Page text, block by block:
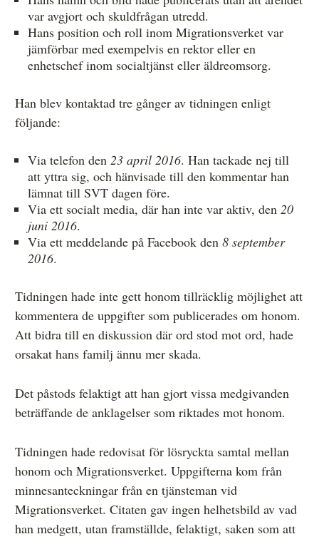
var avgjort och skuldfrågan utredd.
Hans position och roll inom Migrationsverket var
jämförbar med exempelvis en rektor eller en
enhetschef inom socialtjänst eller äldreomsorg.
Han blev kontaktad tre gånger av tidningen enligt
följande:
Via telefon den 23 april 2016. Han tackade nej till
att yttra sig, och hänvisade till den kommentar han
lämnat till SVT dagen före.
Via ett socialt media, där han inte var aktiv, den 20
juni 2016.
Via ett meddelande på Facebook den 8 september
2016.
Tidningen hade inte gett honom tillräcklig möjlighet att
kommentera de uppgifter som publicerades om honom.
Att bidra till en diskussion där ord stod mot ord, hade
orsakat hans familj ännu mer skada.
Det påstods felaktigt att han gjort vissa medgivanden
beträffande de anklagelser som riktades mot honom.
Tidningen hade redovisat för lösryckta samtal mellan
honom och Migrationsverket. Uppgifterna kom från
minnesanteckningar från en tjänsteman vid
Migrationsverket. Citaten gav ingen helhetsbild av vad
han medgett, utan framställde, felaktigt, saken som att